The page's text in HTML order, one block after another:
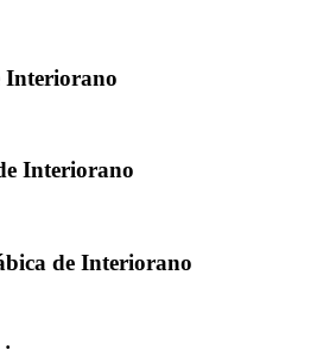
Interiorano
Interiorano
de Interiorano